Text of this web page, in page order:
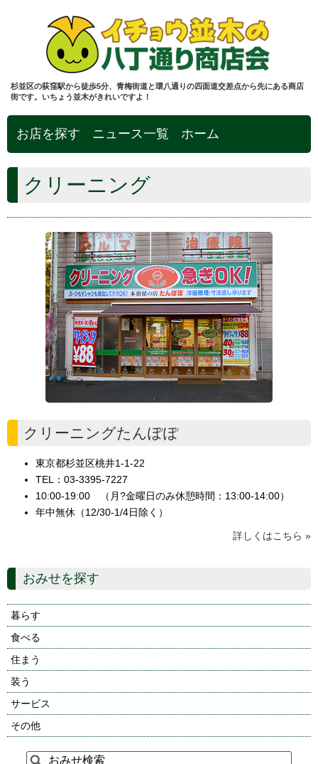
杉並区の荻窪駅から徒歩5分、青梅街道と環八通りの四面道交差点から先にある商店
街です。いちょう並木がきれいですよ！
お店を探す ニュース一覧 ホーム
クリーニング
クリーニングたんぽぽ
東京都杉並区桃井1-1-22
TEL：03-3395-7227
10:00-19:00 （月?金曜日のみ休憩時間：13:00-14:00）
年中無休（12/30-1/4日除く）
詳しくはこちら »
おみせを探す
暮らす
食べる
住まう
装う
サービス
その他